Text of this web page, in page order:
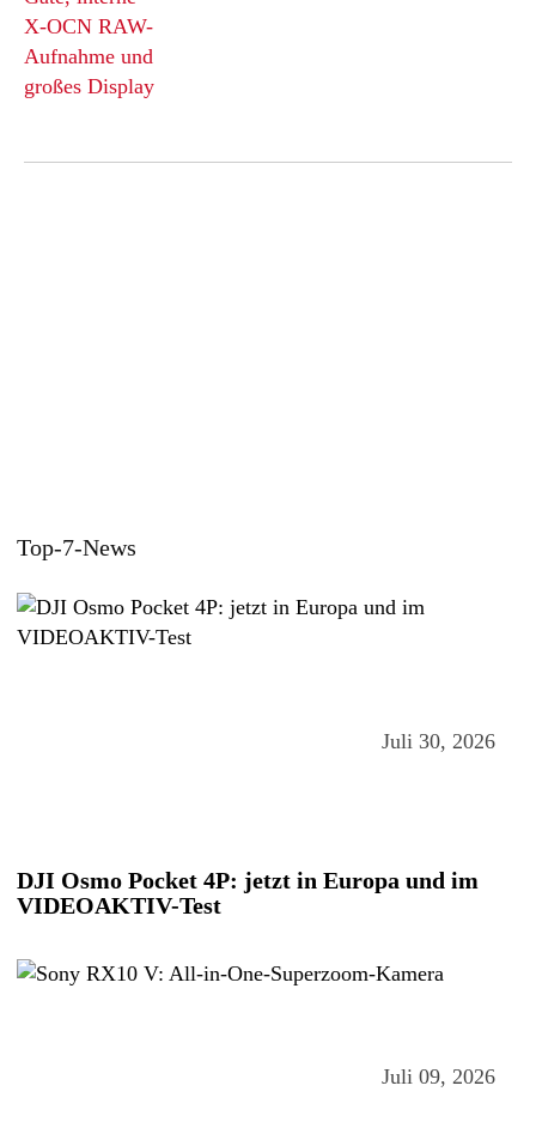
Top-7-News
Juli 30, 2026
DJI Osmo Pocket 4P: jetzt in Europa und im
VIDEOAKTIV-Test
Juli 09, 2026